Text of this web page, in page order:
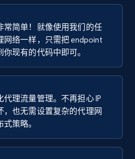
常简单！就像使用我们的任
网络一样，只需把 endpoint
你现有的代码中即可。
代理流量管理。不再担心 IP
，也无需设置复杂的代理网
式策略。